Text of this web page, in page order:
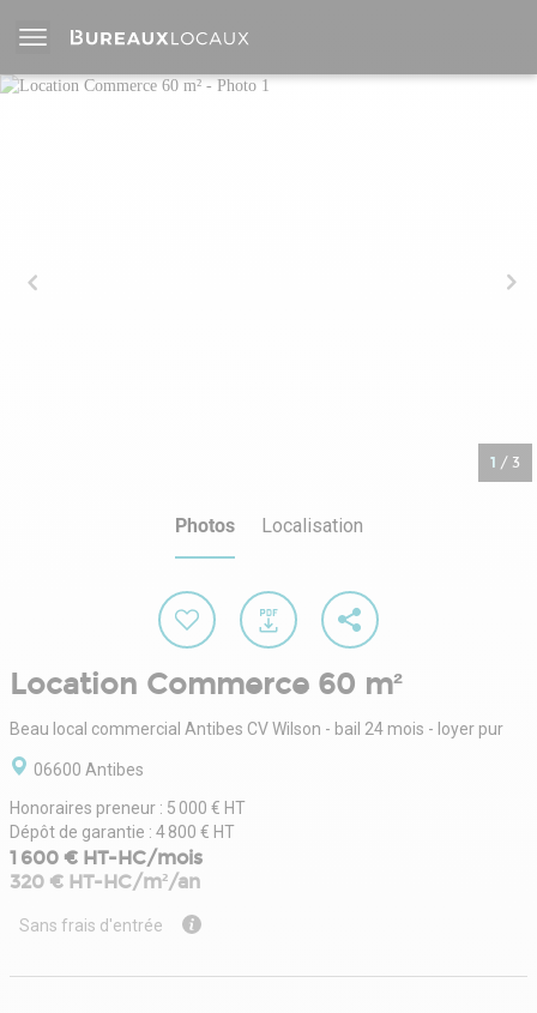
1 / 3
Photos Localisation
Location Commerce 60 m²
Beau local commercial Antibes CV Wilson - bail 24 mois - loyer pur
06600 Antibes
Honoraires preneur : 5 000 € HT
Dépôt de garantie : 4 800 € HT
1 600 € HT-HC/mois
320 € HT-HC/m²/an
Sans frais d'entrée